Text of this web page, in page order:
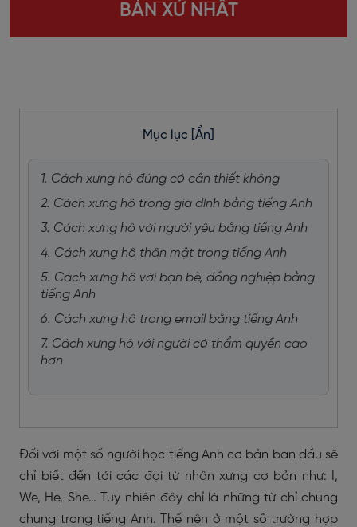
BẢN XỨ NHẤT
Mục lục [Ẩn]
1. Cách xưng hô đúng có cần thiết không
2. Cách xưng hô trong gia đình bằng tiếng Anh
3. Cách xưng hô với người yêu bằng tiếng Anh
4. Cách xưng hô thân mật trong tiếng Anh
5. Cách xưng hô với bạn bè, đồng nghiệp bằng
tiếng Anh
6. Cách xưng hô trong email bằng tiếng Anh
7. Cách xưng hô với người có thẩm quyền cao
hơn
Đối với một số người học tiếng Anh cơ bản ban đầu sẽ
chỉ biết đến tới các đại từ nhân xưng cơ bản như: I,
We, He, She… Tuy nhiên đây chỉ là những từ chỉ chung
chung trong tiếng Anh. Thế nên ở một số trường hợp